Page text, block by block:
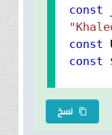
const
const
const
نسخ content_copy